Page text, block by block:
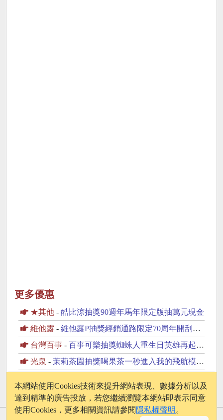
更多優惠
★其他 - 酷比涼抽獎90週年馬年限定版抽萬元現金
維他露 - 維他露P抽獎經銷通路限定70周年開刮抽復古純金金幣
台灣百事 - 百事可樂抽獎蜘蛛人重生日英雄再起抽美國來回機票
光泉 - 茉莉茶園抽獎喝果茶一秒進入我的飛航模式抽PS5
本網站使用Cookies技術來提升網站表現、數據分析以及
達到精準的廣告投放，若您繼續瀏覽本網站即表示同意
使用Cookies，更多相關資訊請參閱 隱私權聲明 。